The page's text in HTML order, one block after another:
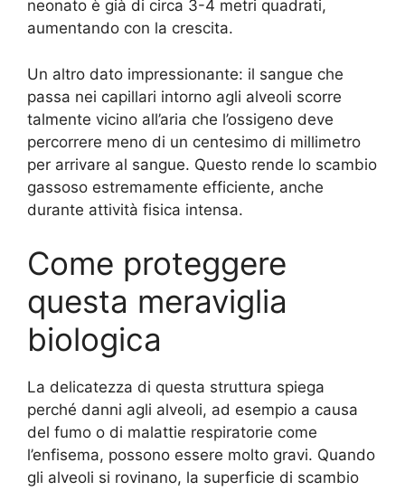
neonato è già di circa 3-4 metri quadrati,
aumentando con la crescita.
Un altro dato impressionante: il sangue che
passa nei capillari intorno agli alveoli scorre
talmente vicino all’aria che l’ossigeno deve
percorrere meno di un centesimo di millimetro
per arrivare al sangue. Questo rende lo scambio
gassoso estremamente efficiente, anche
durante attività fisica intensa.
Come proteggere
questa meraviglia
biologica
La delicatezza di questa struttura spiega
perché danni agli alveoli, ad esempio a causa
del fumo o di malattie respiratorie come
l’enfisema, possono essere molto gravi. Quando
gli alveoli si rovinano, la superficie di scambio